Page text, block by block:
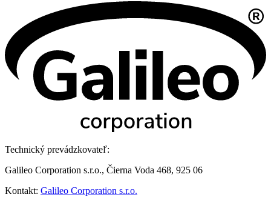
Technický prevádzkovateľ:
Galileo Corporation s.r.o., Čierna Voda 468, 925 06
Kontakt: Galileo Corporation s.r.o.